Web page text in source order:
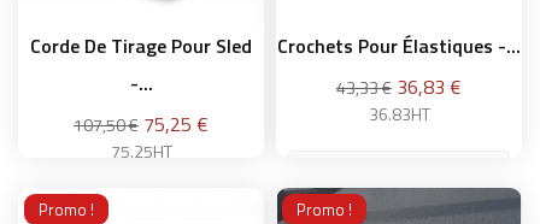
Corde De Tirage Pour Sled
-...
107,50 € Prix
75,25 €
75.25HT
Crochets Pour Élastiques -...
43,33 € Prix
36,83 €
36.83HT
Promo !
Promo !